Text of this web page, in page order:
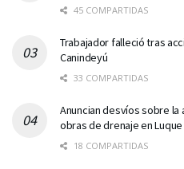
45 COMPARTIDAS
Trabajador falleció tras
Canindeyú
33 COMPARTIDAS
Anuncian desvíos sobre la
obras de drenaje en Luque
18 COMPARTIDAS